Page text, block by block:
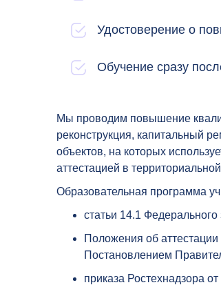
Удостоверение о
Обучение сразу
Мы проводим повышение
реконструкция, капитальный
объектов, на которых
аттестацией в
Образовательная программа
статьи 14.1
Положения об
Постановлением
приказа Ростехнадзора